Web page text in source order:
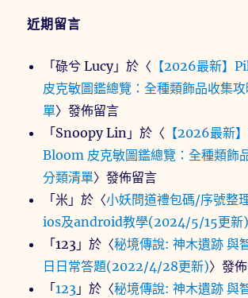
近期留言
「碌兮 Lucy」於〈 【2026最新】
皮克敏圖鑑總覽：全種類飾品收集
單〉發佈留言
「Snoopy Lin 」於〈 【2026最新
Bloom 皮克敏圖鑑總覽：全種類飾
分類清單〉發佈留言
「米 」於〈小妖問道禮包碼/序號整
ios及android教學(2024/5/15更新)
「123 」於〈秘境傳說: 神木遺跡 與
日日常答題(2022/4/28更新)〉發
「123 」於〈秘境傳說: 神木遺跡 與